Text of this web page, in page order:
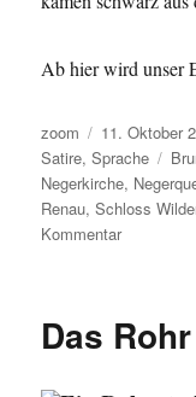
Ab hier wird unser
Autor
zoom
Veröffentlicht
am
11. Oktober
Satire,Sprache
Negerkirche,
Renau,Schloss
Kommentarzu
zwei
Das